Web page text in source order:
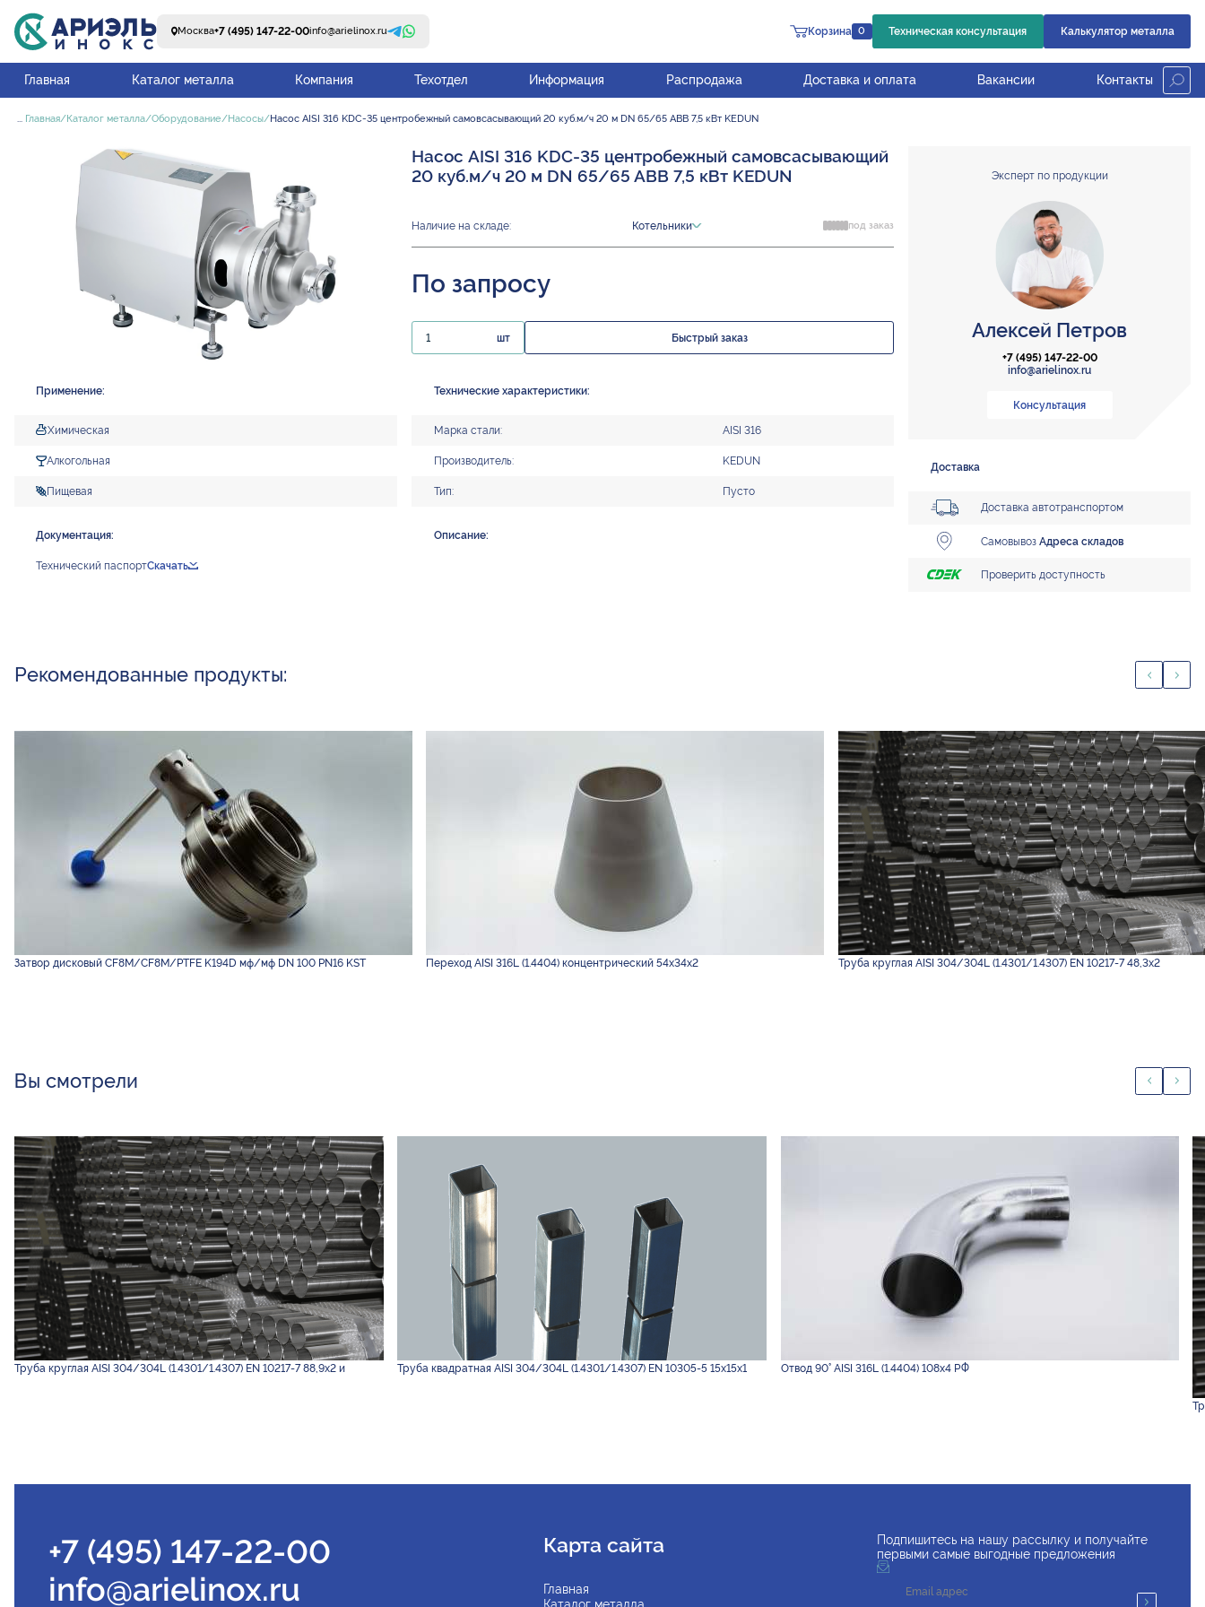
Москва+7 (495) 147-22-00info@arielinox.ru Корзина 0 Техническая консультация Калькулятор металла
Главная Каталог металла Компания Техотдел Информация Распродажа Доставка и оплата Вакансии Контакты
... Главная Каталог металла Оборудование Насосы Насос AISI 316 KDC-35 центробежный самовсасывающий 20 куб.м/ч 20 м DN 65/65 ABB 7,5 кВт KEDUN
Насос AISI 316 KDC-35 центробежный самовсасывающий
20 куб.м/ч 20 м DN 65/65 ABB 7,5 кВт KEDUN
Наличие на складе: Котельники под заказ
По запросу
шт Быстрый заказ
Применение:
Химическая
Алкогольная
Пищевая
Документация:
Технический паспортСкачать
Технические характеристики:
Марка стали: AISI 316
Производитель: KEDUN
Тип: Пусто
Описание:
Эксперт по продукции
Алексей Петров
+7 (495) 147-22-00
info@arielinox.ru
Консультация
Доставка
Доставка автотранспортом
СамовывозАдреса складов
Проверить доступность
Рекомендованные продукты:
Затвор дисковый CF8M/CF8M/PTFE K194D мф/мф DN 100 PN16 KST Переход AISI 316L (1.4404) концентрический 54х34х2 Труба круглая AISI 304/304L (1.4301/1.4307) EN 10217-7 48,3х2
Вы смотрели
Труба круглая AISI 304/304L (1.4301/1.4307) EN 10217-7 88,9х2 и Труба квадратная AISI 304/304L (1.4301/1.4307) EN 10305-5 15х15х1 Отвод 90° AISI 316L (1.4404) 108х4 РФ
Подпишитесь на нашу рассылку и получайте
первыми самые выгодные предложения
+7 (495) 147-22-00
info@arielinox.ru
Карта сайта
Главная